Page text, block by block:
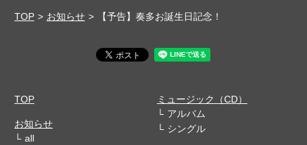
TOP お知らせ 【予告】奏多お誕生日記念！
TOP
お知らせ
all
ミュージック（CD）
アルバム
シングル